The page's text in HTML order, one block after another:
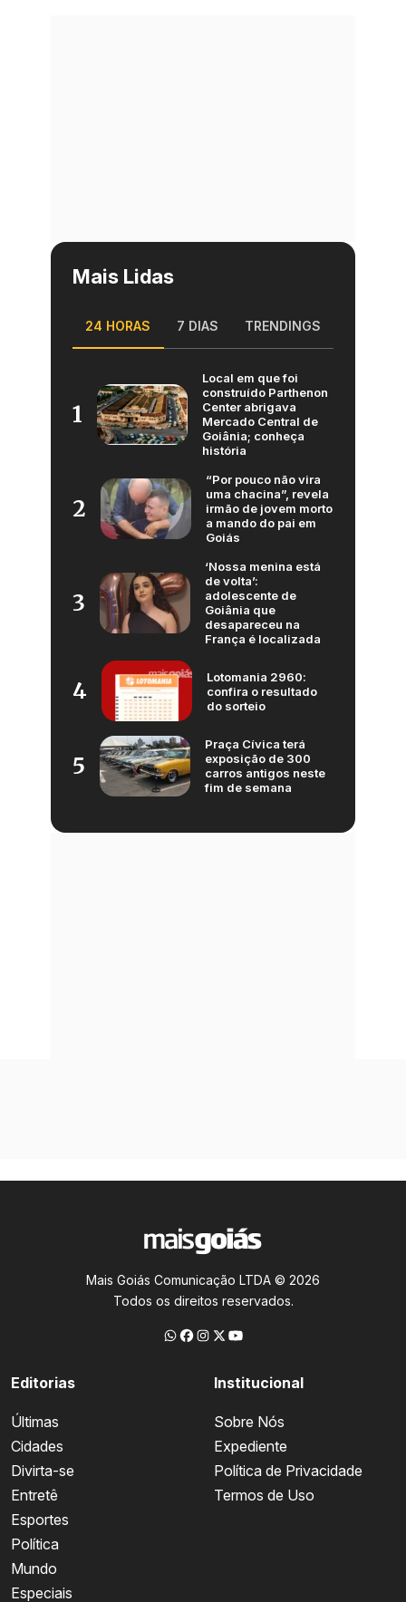
Mais Lidas
24 HORAS 7 DIAS TRENDINGS
1
Local em que foi
construído Parthenon
Center abrigava
Mercado Central de
Goiânia; conheça
história
2
“Por pouco não vira
uma chacina”, revela
irmão de jovem morto
a mando do pai em
Goiás
3
‘Nossa menina está
de volta’:
adolescente de
Goiânia que
desapareceu na
França é localizada
4
Lotomania 2960:
confira o resultado
do sorteio
5
Praça Cívica terá
exposição de 300
carros antigos neste
fim de semana
Mais Goiás Comunicação LTDA © 2026
Todos os direitos reservados.
Editorias
Últimas
Cidades
Divirta-se
Entretê
Esportes
Política
Mundo
Especiais
Institucional
Sobre Nós
Expediente
Política de Privacidade
Termos de Uso